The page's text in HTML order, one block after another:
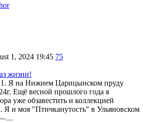
1, 2024 19:45 75
жизни!
1. Я на Нижнем Царицынском пруду
Ещё весной прошлого года я
уже обзавестить и коллекцией
Я и моя "Птичканутость" в Ульяновском
—…